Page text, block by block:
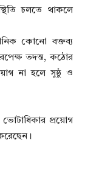
চলতে থাকলে
কোনো বক্তব্য
তদন্ত, কঠোর
না হলে সুষ্ঠু ও
প্রয়োগ